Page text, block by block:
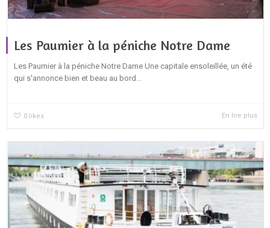
Les Paumier à la péniche Notre Dame
Les Paumier à la péniche Notre Dame Une capitale ensoleillée, un été
qui s'annonce bien et beau au bord...
0 likes En lire plus